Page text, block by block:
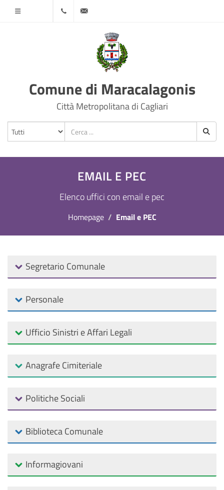
protocollo@comune.maracalagonis.ca.it
Comune di Maracalagonis
Città Metropolitana di Cagliari
EMAIL E PEC
Elenco uffici con email e pec
Homepage Email e PEC
Segretario Comunale
Personale
Ufficio Sinistri e Affari Legali
Anagrafe Cimiteriale
Politiche Sociali
Biblioteca Comunale
Informagiovani